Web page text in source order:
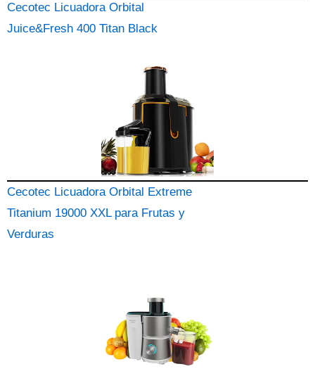
Cecotec Licuadora Orbital
Juice&Fresh 400 Titan Black
Cecotec Licuadora Orbital Extreme
Titanium 19000 XXL para Frutas y
Verduras